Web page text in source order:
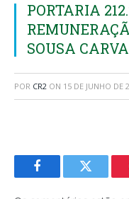
PORTARIA
SOUSA
POR CR2 ON 15 DE JUNHO DE
FacebookTwitter